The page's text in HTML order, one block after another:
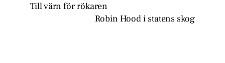
Till värn för rökaren
Robin Hood i statens skog